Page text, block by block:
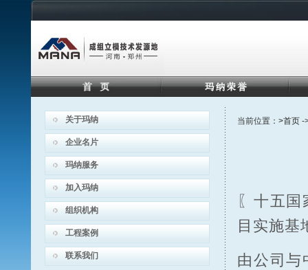
关于玛纳
企业名片
玛纳服务
加入玛纳
组织机构
工程案例
联系我们
当前位置： >首页 -
〖十五
目实施基
由公司与